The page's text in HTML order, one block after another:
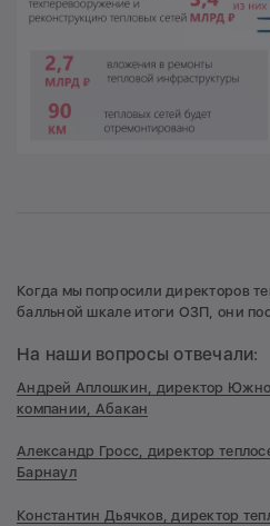
Когда мы попросили директоров
балльной шкале итоги ОЗП, они
На наши вопросы отвечали:
Андрей Аплошкин, директор
компании, Абакан
Александр Гросс, директор
Барнаул
Константин Дьячков, директор